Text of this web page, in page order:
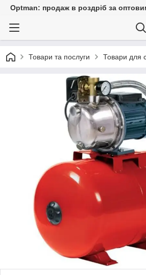
Optman: продаж в роздріб за
Товари та послуги Товари для